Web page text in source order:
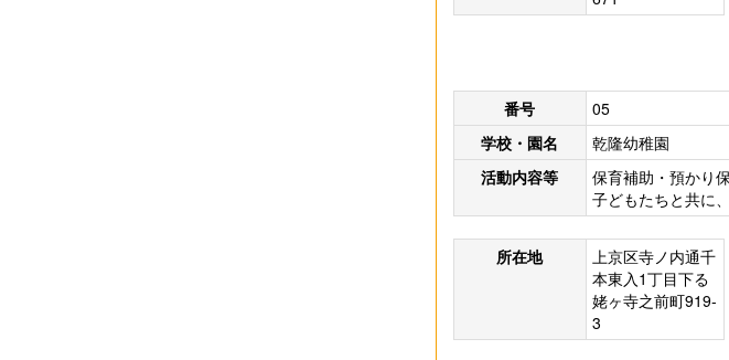
番号
05
学校・園名
乾隆幼稚園
活動内容等
保育補助・預かり
子どもたちと共に
所在地
上京区寺ノ内通千
本東入1丁目下る
姥ヶ寺之前町919-
3